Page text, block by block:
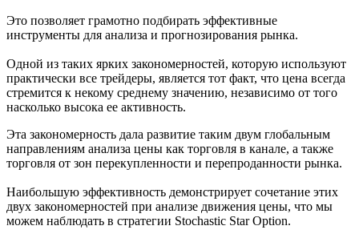
Это позволяет грамотно подбирать эффективные
инструменты для анализа и прогнозирования рынка.
Одной из таких ярких закономерностей, которую используют
практически все трейдеры, является тот факт, что цена всегда
стремится к некому среднему значению, независимо от того
насколько высока ее активность.
Эта закономерность дала развитие таким двум глобальным
направлениям анализа цены как торговля в канале, а также
торговля от зон перекупленности и перепроданности рынка.
Наибольшую эффективность демонстрирует сочетание этих
двух закономерностей при анализе движения цены, что мы
можем наблюдать в стратегии Stochastic Star Option.